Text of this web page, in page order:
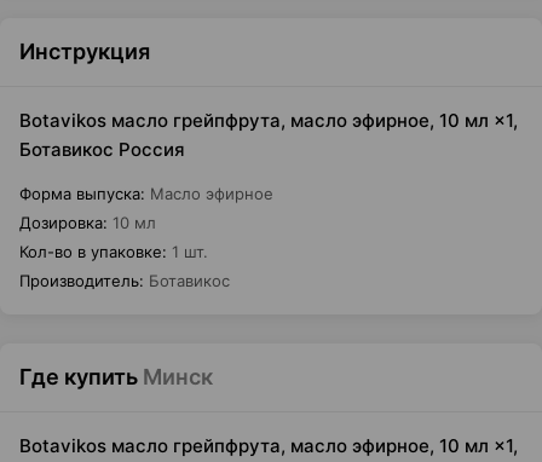
Инструкция
Botavikos масло грейпфрута, масло эфирное, 10 мл ×1,
Ботавикос Россия
Форма выпуска: Масло эфирное
Дозировка: 10 мл
Кол-во в упаковке: 1 шт.
Производитель: Ботавикос
Где купить Минск
Botavikos масло грейпфрута, масло эфирное, 10 мл ×1,